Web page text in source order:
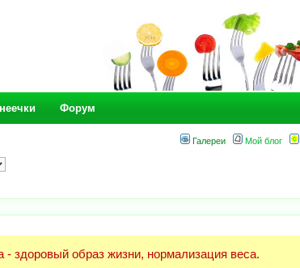
Форум
Галереи Мой блог
здоровый образ жизни, нормализация веса.